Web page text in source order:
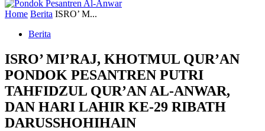
Home Berita ISRO’ M...
Berita
ISRO’ MI’RAJ, KHOTMUL QUR’AN
PONDOK PESANTREN PUTRI
TAHFIDZUL QUR’AN AL-ANWAR,
DAN HARI LAHIR KE-29 RIBATH
DARUSSHOHIHAIN